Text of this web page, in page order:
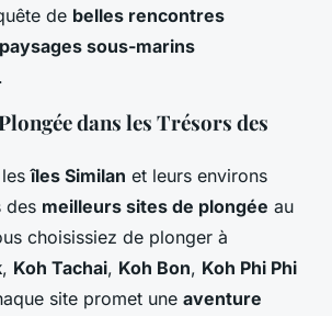
de belles rencontres
paysages sous-marins
dans les Trésors des
lesîles Similan et leurs environs
des meilleurs sites de plongée au
choisissiez de plonger à
, Koh Tachai, Koh Bon, Koh Phi Phi
site promet une aventure